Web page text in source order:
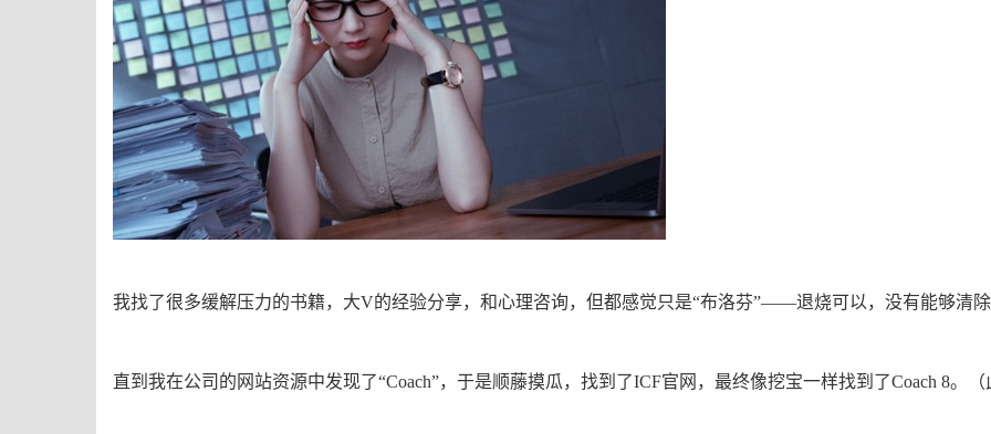
我找了很多缓解压力的书籍，大V的经验分享，和心理咨询，但都感觉只是“布洛芬”——退烧可以，没有能够清
直到我在公司的网站资源中发现了“Coach”，于是顺藤摸瓜，找到了ICF官网，最终像挖宝一样找到了Coach 8。